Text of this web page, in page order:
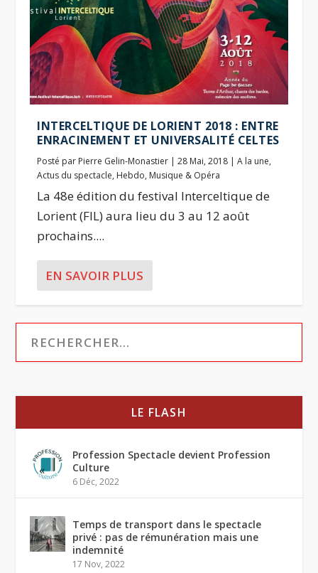
INTERCELTIQUE DE LORIENT 2018 : ENTRE
ENRACINEMENT ET UNIVERSALITÉ CELTES
Posté par Pierre Gelin-Monastier |28 Mai, 2018 |A la une,
Actus du spectacle, Hebdo, Musique & Opéra
La 48e édition du festival Interceltique de
Lorient (FIL) aura lieu du 3 au 12 août
prochains....
EN SAVOIR PLUS
LE FLASH
Profession Spectacle devient Profession
Culture
6 Déc, 2022
Temps de transport dans le spectacle
privé : pas de rémunération mais une
indemnité
17 Nov, 2022